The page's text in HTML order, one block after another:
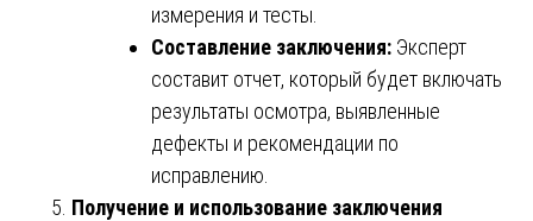
измерения и тесты.
Составление заключения: Эксперт
составит отчет, который будет включать
результаты осмотра, выявленные
дефекты и рекомендации по
исправлению.
Получение и использование заключения